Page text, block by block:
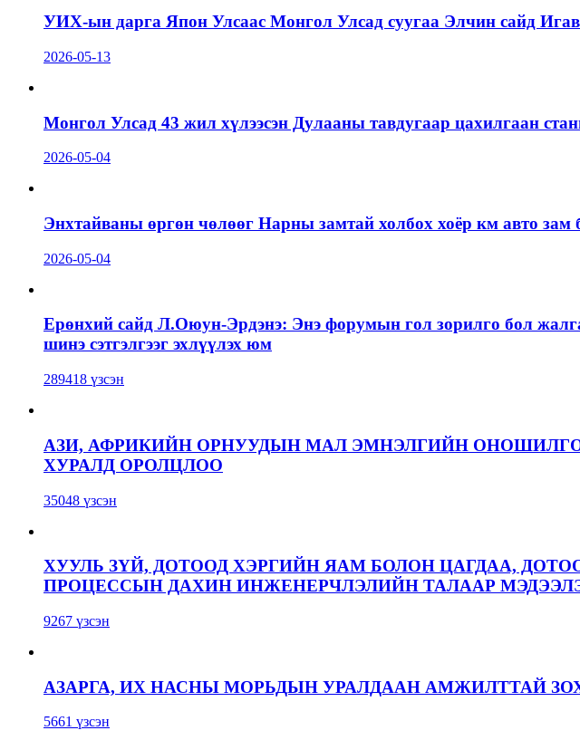
УИХ-ын дарга Япон Улсаас Монгол Улсад суугаа Элчин сайд
2026-05-13
Монгол Улсад 43 жил хүлээсэн Дулааны тавдугаар цахилгаан
2026-05-04
Энхтайваны өргөн чөлөөг Нарны замтай холбох хоёр км авто зам
2026-05-04
Ерөнхий сайд Л.Оюун-Эрдэнэ: Энэ форумын гол зорилго бол
шинэ сэтгэлгээг эхлүүлэх юм
289418 үзсэн
АЗИ, АФРИКИЙН ОРНУУДЫН МАЛ ЭМНЭЛГИЙН
ХУРАЛД ОРОЛЦЛОО
35048 үзсэн
ХУУЛЬ ЗҮЙ, ДОТООД ХЭРГИЙН ЯАМ БОЛОН ЦАГДАА,
ПРОЦЕССЫН ДАХИН ИНЖЕНЕРЧЛЭЛИЙН ТАЛААР
9267 үзсэн
АЗАРГА, ИХ НАСНЫ МОРЬДЫН УРАЛДААН АМЖИЛТТАЙ
5661 үзсэн